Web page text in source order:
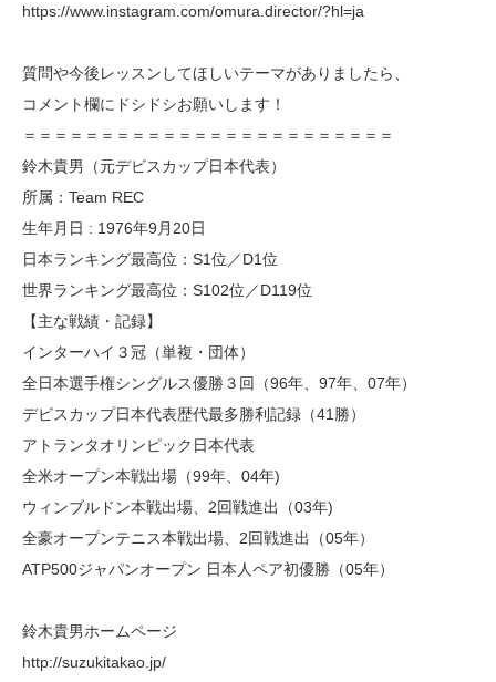
https://www.instagram.com/omura.director/?hl=ja
質問や今後レッスンしてほしいテーマがありましたら、
コメント欄にドシドシお願いします！
＝＝＝＝＝＝＝＝＝＝＝＝＝＝＝＝＝＝＝＝＝＝＝＝
鈴木貴男（元デビスカップ日本代表）
所属：Team REC
生年月日 : 1976年9月20日
日本ランキング最高位：S1位／D1位
世界ランキング最高位：S102位／D119位
【主な戦績・記録】
インターハイ３冠（単複・団体）
全日本選手権シングルス優勝３回（96年、97年、07年）
デビスカップ日本代表歴代最多勝利記録（41勝）
アトランタオリンピック日本代表
全米オープン本戦出場（99年、04年)
ウィンブルドン本戦出場、2回戦進出（03年)
全豪オープンテニス本戦出場、2回戦進出（05年）
ATP500ジャパンオープン 日本人ペア初優勝（05年）
鈴木貴男ホームページ
http://suzukitakao.jp/